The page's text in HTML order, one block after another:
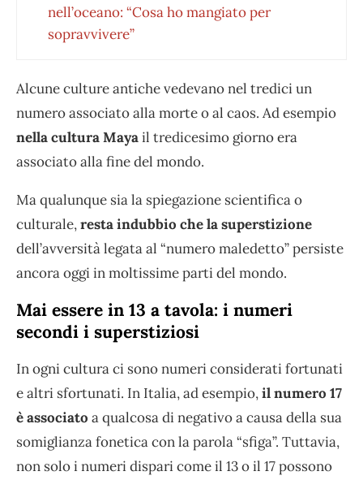
nell’oceano: “Cosa ho mangiato per
sopravvivere”
Alcune culture antiche vedevano nel tredici un
numero associato alla morte o al caos. Ad esempio
nella cultura Mayail tredicesimo giorno era
associato alla fine del mondo.
Ma qualunque sia la spiegazione scientifica o
culturale,resta indubbio che la superstizione
dell’avversità legata al “numero maledetto” persiste
ancora oggi in moltissime parti del mondo.
Mai essere in 13 a tavola: i numeri
secondi i superstiziosi
In ogni cultura ci sono numeri considerati fortunati
e altri sfortunati. In Italia, ad esempio,il numero 17
è associato a qualcosa di negativo a causa della sua
somiglianza fonetica con la parola “sfiga”. Tuttavia,
non solo i numeri dispari come il 13 o il 17 possono